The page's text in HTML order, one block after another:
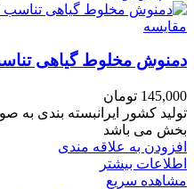
مقایسه
دمنوش مخلوط گیاهی تناسب 111 بسته 20
145,000 تومان
تولید کشور ایرانبسته بندی
بخش می باشد
افزودن به علاقه مندی
اطلاعات بیشتر
مشاهده سریع